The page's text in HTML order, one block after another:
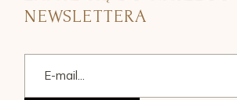
NEWSLETTERA